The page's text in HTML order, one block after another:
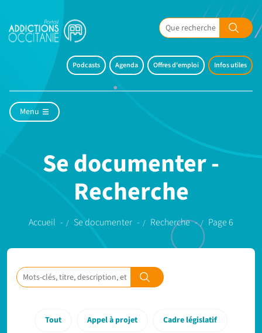
Podcasts Agenda Offres d'emploi Infos utiles
Menu
Se documenter -
Recherche
Accueil Se documenter Recherche Page 6
Tout Appel à projet Cadre législatif